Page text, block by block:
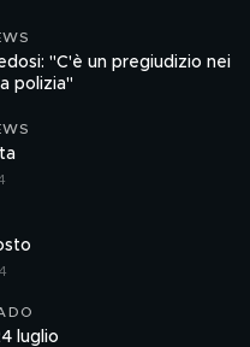
"C'è un pregiudizio nei
polizia"
luglio